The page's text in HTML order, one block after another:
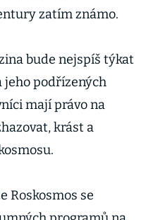
zatím známo.
bude nejspíš týkat
jeho podřízených
mají právo na
krást a
Roskosmos se